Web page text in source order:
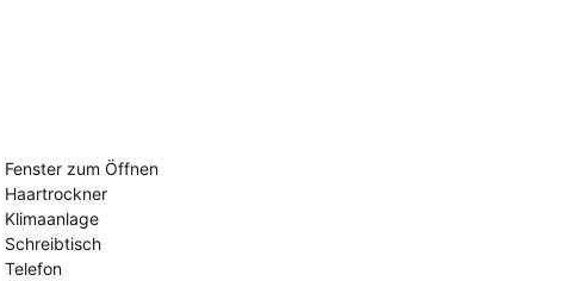
Fenster zum Öffnen
Haartrockner
Klimaanlage
Schreibtisch
Telefon